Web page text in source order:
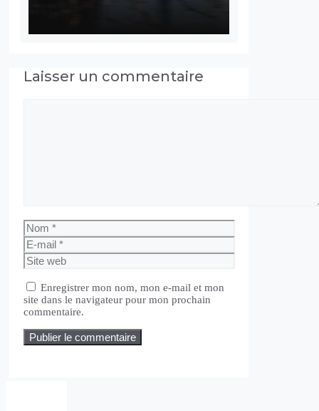
Laisser un commentaire
Nom
E-
mail
Site
web
Enregistrer mon nom, mon e-mail et mon
site dans le navigateur pour mon prochain
commentaire.